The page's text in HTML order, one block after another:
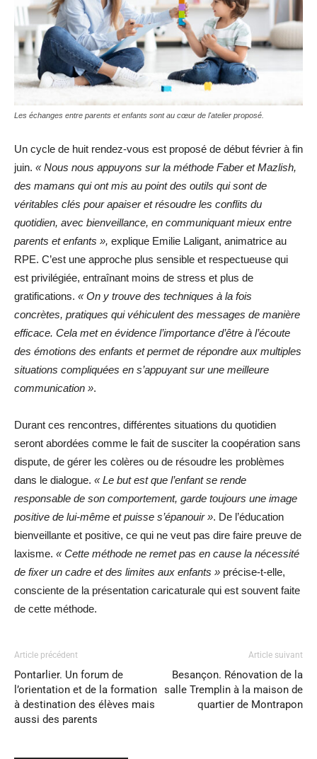
Les échanges entre parents et enfants sont au cœur de l'atelier proposé.
Un cycle de huit rendez-vous est proposé de début février à fin
juin. « Nous nous appuyons sur la méthode Faber et Mazlish,
des mamans qui ont mis au point des outils qui sont de
véritables clés pour apaiser et résoudre les conflits du
quotidien, avec bienveillance, en communiquant mieux entre
parents et enfants », explique Emilie Laligant, animatrice au
RPE. C’est une approche plus sensible et respectueuse qui
est privilégiée, entraînant moins de stress et plus de
gratifications. « On y trouve des techniques à la fois
concrètes, pratiques qui véhiculent des messages de manière
efficace. Cela met en évidence l’importance d’être à l’écoute
des émotions des enfants et permet de répondre aux multiples
situations compliquées en s’appuyant sur une meilleure
communication ».
Durant ces rencontres, différentes situations du quotidien
seront abordées comme le fait de susciter la coopération sans
dispute, de gérer les colères ou de résoudre les problèmes
dans le dialogue. « Le but est que l’enfant se rende
responsable de son comportement, garde toujours une image
positive de lui-même et puisse s’épanouir ». De l’éducation
bienveillante et positive, ce qui ne veut pas dire faire preuve de
laxisme. « Cette méthode ne remet pas en cause la nécessité
de fixer un cadre et des limites aux enfants » précise-t-elle,
consciente de la présentation caricaturale qui est souvent faite
de cette méthode.
Article précédent
Pontarlier. Un forum de
l’orientation et de la formation
à destination des élèves mais
aussi des parents
Article suivant
Besançon. Rénovation de la
salle Tremplin à la maison de
quartier de Montrapon